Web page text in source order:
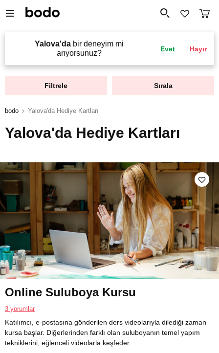
Yalova'dabir deneyim mi
arıyorsunuz?
Evet Hayır
Filtrele Sırala
bodo Yalova'da Hediye Kartları
Yalova'da Hediye Kartları
Online Suluboya Kursu
3 yorumlar
Katılımcı, e-postasına gönderilen ders videolarıyla dilediği zaman
kursa başlar. Diğerlerinden farklı olan suluboyanın temel yapım
tekniklerini, eğlenceli videolarla keşfeder.